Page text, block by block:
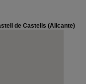
de Castells (Alicante)